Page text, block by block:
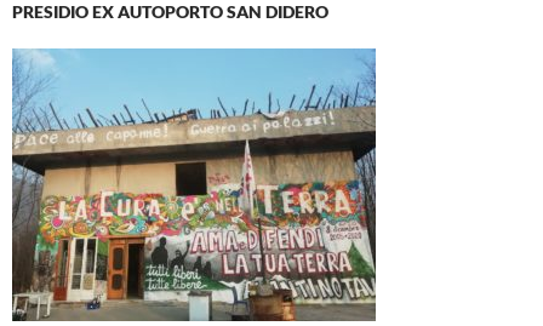
PRESIDIO EX AUTOPORTO SAN DIDERO